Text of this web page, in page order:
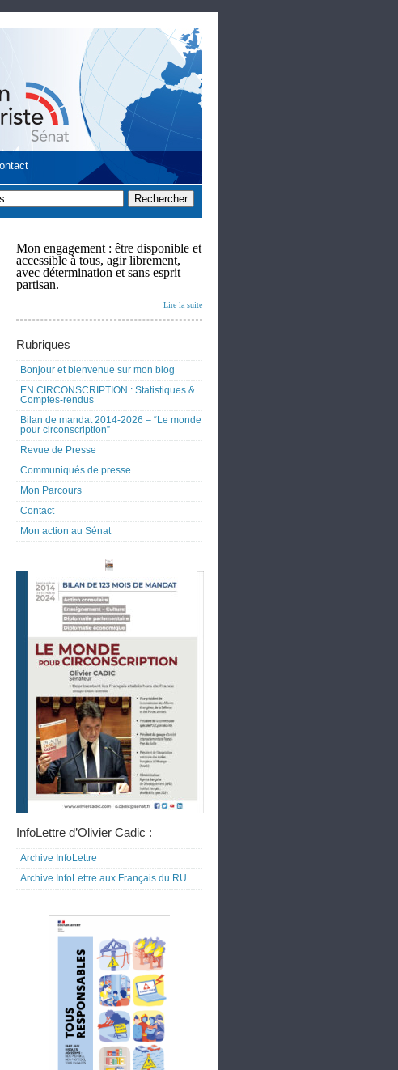
Mon engagement : être disponible et
accessible à tous, agir librement,
avec détermination et sans esprit
partisan.
Lire la suite
Rubriques
Bonjour et bienvenue sur mon blog
EN CIRCONSCRIPTION : Statistiques &
Comptes-rendus
Bilan de mandat 2014-2026 – “Le monde
pour circonscription”
Revue de Presse
Communiqués de presse
Mon Parcours
Contact
Mon action au Sénat
InfoLettre d’Olivier Cadic :
Archive InfoLettre
Archive InfoLettre aux Français du RU